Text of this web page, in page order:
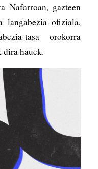
Nafarroan, gazteen
langabezia ofiziala,
tasa orokorra
dira hauek.